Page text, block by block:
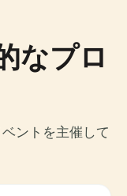
なプロ
ントを主催して